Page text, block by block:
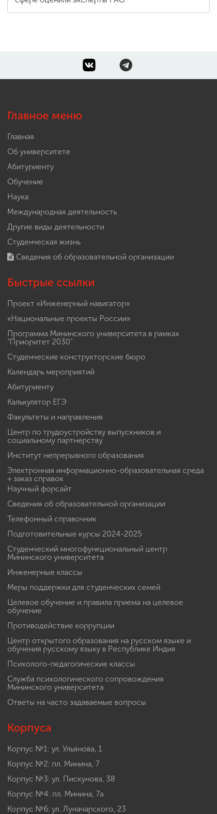
Главное меню
Главная
Об университете
Абитуриенту
Обучение
Наука
Международная деятельность
Другие виды деятельности
Студенческая жизнь
Сведения об образовательной организации
Быстрые ссылки
Проект «Инженерный навигатор»
«Национальные проекты России»
Программа Мининского университета в рамках
"Приоритет 2030"
Студенческие конструкторские бюро
Календарь мероприятий
Абитуриенту
Калькулятор ЕГЭ
Факультеты и направления
Центр по трудоустройству выпускников и
социальному партнерству
Институт непрерывного образования
Электронная информационно-образовательная среда
+ заказ справок
Научный форсайт
Сведения об образовательной организации
Телефонный справочник
Подготовительные курсы 2024-2025
Студенческий многофункциональный центр
Мининского университета
Инженерные классы
Меры поддержки для студенческих семей
Целевое обучение и правила приема на целевое
обучение
Противодействие коррупции
Центр открытого образования на русском языке и
обучения русскому языку в Республике Индия
Психолого-педагогические классы
Служба психологического сопровождения
Мининского университета
Ответы на часто задаваемые вопросы
Корпуса
Корпус №1: ул. Ульянова, 1
Корпус №2: пл. Минина, 7
Корпус №3: ул. Пискунова, 38
Корпус №4: пл. Минина, 7а
Корпус №6: ул. Луначарского, 23